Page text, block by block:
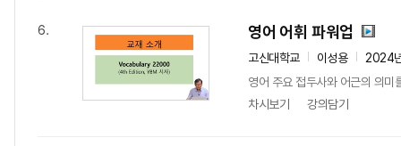
6. 영어 어휘 파워업
고신대학교 이성용
2024
영어 주요 접두사와 어근의 의미
차시보기
강의담기